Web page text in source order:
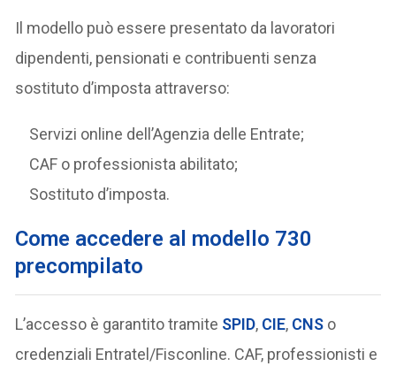
Il modello può essere presentato da lavoratori
dipendenti, pensionati e contribuenti senza
sostituto d’imposta attraverso:
Servizi online dell’Agenzia delle Entrate;
CAF o professionista abilitato;
Sostituto d’imposta.
Come accedere al modello 730
precompilato
L’accesso è garantito tramite SPID, CIE, CNS o
credenziali Entratel/Fisconline. CAF, professionisti e